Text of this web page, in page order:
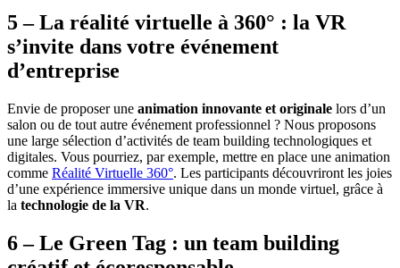
5 – La réalité virtuelle à 360° : la VR
s’invite dans votre événement
d’entreprise
Envie de proposer une animation innovante et originale lors d’un
salon ou de tout autre événement professionnel ? Nous proposons
une large sélection d’activités de team building technologiques et
digitales. Vous pourriez, par exemple, mettre en place une animation
comme Réalité Virtuelle 360°. Les participants découvriront les joies
d’une expérience immersive unique dans un monde virtuel, grâce à
la technologie de la VR.
6 – Le Green Tag : un team building